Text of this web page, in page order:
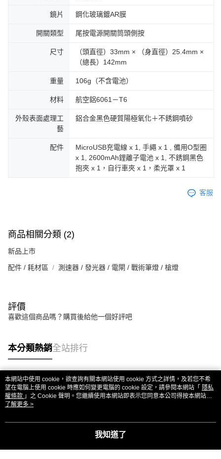
鏡片 鋼化玻璃鍍AR膜
開關類型 尾按電源開關筒頭側按
尺寸
（頭直徑）33mm × （身直徑）25.4mm ×
（總長）142mm
重量 106g（不含電池）
材料 航空鋁6061－T6
外殼表面處理工
藝
鋁合金黑色硬質陽極氧化＋不銹鋼噴砂
配件
MicroUSB充電線 x 1, 手繩 x 1 , 備用O型圈
x 1, 2600mAh鋰離子電池 x 1, 不銹鋼黑色
抱夾 x 1，自行車夾 x 1，柔光罩 x 1
客服
商品相關分類 (2)
新品上市
配件 / 耗材區 測速器 / 發光器 / 電閘 / 戰術筆燈 / 槍燈
評價
喜歡這個商品嗎？購買後給他一個好評吧
本分類熱銷全站排行
熱門標籤
本網站中使用 cookie，欲查詢有關本網站使用 cookie 方式之詳情，及若您不希
望在電腦上使用 cookie 時應如何變更電腦的 cookie 設定，請參閱本網站「 隱私
權條款 」之 Cookie 聲明。您繼續使用本網站即表示您同意本公司得按本網站使
用條款之 Cookie 聲明使用 cookie。
了解更多 >
我知道了